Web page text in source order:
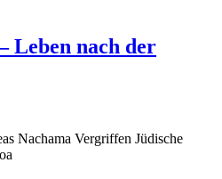
Leben nach der
Nachama Vergriffen Jüdische